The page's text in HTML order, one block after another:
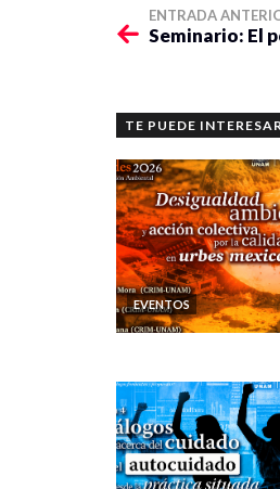
ENTRADA
Seminario: El
TE PUEDE
EVENTOS